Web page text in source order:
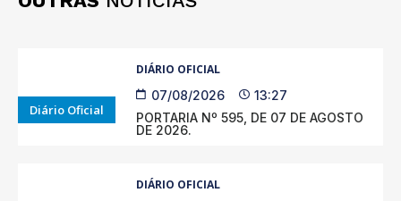
Diário Oficial
DIÁRIO OFICIAL
07/08/2026
13:27
PORTARIA Nº 595, DE 07 DE AGOSTO
DE 2026.
DIÁRIO OFICIAL